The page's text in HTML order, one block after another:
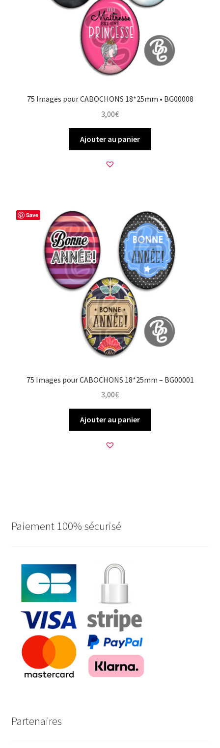
75 Images pour CABOCHONS 18*25mm • BG00008
3,00€
Ajouter au panier
Save
75 Images pour CABOCHONS 18*25mm – BG00001
3,00€
Ajouter au panier
Paiement 100% sécurisé
Partenaires